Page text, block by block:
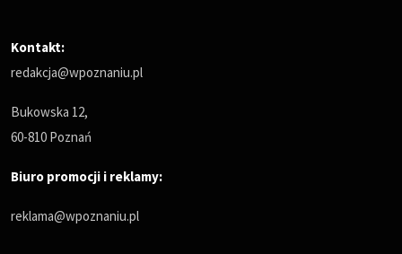
Kontakt:
redakcja@wpoznaniu.pl
Bukowska 12,
60-810 Poznań
Biuro promocji i reklamy:
reklama@wpoznaniu.pl